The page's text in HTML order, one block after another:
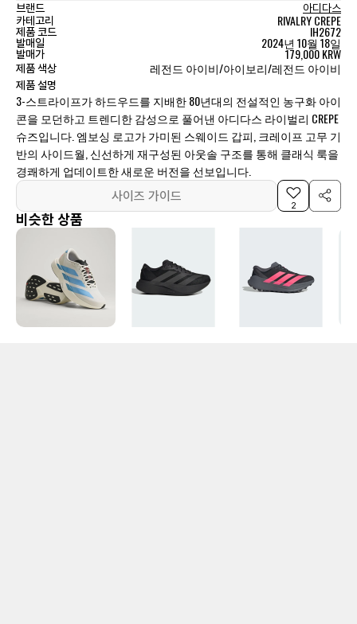
브랜드
아디다스
카테고리
RIVALRY CREPE
제품 코드 IH2672
발매일 2024년 10월 18일
발매가 179,000 KRW
제품 색상 레전드 아이비/아이보리/레전드 아이비
제품 설명
3-스트라이프가 하드우드를 지배한 80년대의 전설적인 농구화 아이
콘을 모던하고 트렌디한 감성으로 풀어낸 아디다스 라이벌리 CREPE
슈즈입니다. 엠보싱 로고가 가미된 스웨이드 갑피, 크레이프 고무 기
반의 사이드월, 신선하게 재구성된 아웃솔 구조를 통해 클래식 룩을
경쾌하게 업데이트한 새로운 버전을 선보입니다.
사이즈 가이드
2
비슷한 상품